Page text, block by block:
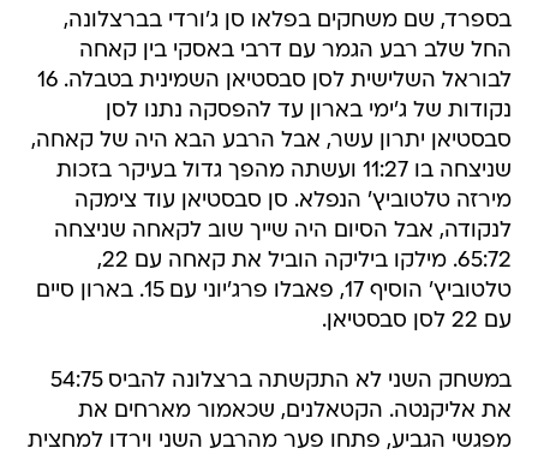
בספרד, שם משחקים בפלאו סן ג'ורדי בברצלונה,
החל שלב רבע הגמר עם דרבי באסקי בין קאחה
לבוראל השלישית לסן סבסטיאן השמינית בטבלה. 16
נקודות של ג'ימי בארון עד להפסקה נתנו לסן
סבסטיאן יתרון עשר, אבל הרבע הבא היה של קאחה,
שניצחה בו 11:27 ועשתה מהפך גדול בעיקר בזכות
מירזה טלטוביץ' הנפלא. סן סבסטיאן עוד צימקה
לנקודה, אבל הסיום היה שייך שוב לקאחה שניצחה
65:72. מילקו ביליקה הוביל את קאחה עם 22,
טלטוביץ' הוסיף 17, פאבלו פרג'יוני עם 15. בארון סיים
עם 22 לסן סבסטיאן.
במשחק השני לא התקשתה ברצלונה להביס 54:75
את אליקנטה. הקטאלנים, שכאמור מארחים את
מפגשי הגביע, פתחו פער מהרבע השני וירדו למחצית